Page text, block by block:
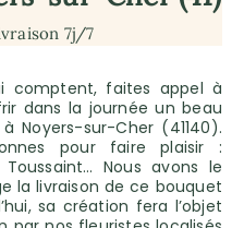
7j/7
comptent, faites appel à
dans la journée un beau
Noyers-sur-Cher (41140).
pour faire plaisir :
Nous avons le
la livraison de ce bouquet
sa création fera l’objet